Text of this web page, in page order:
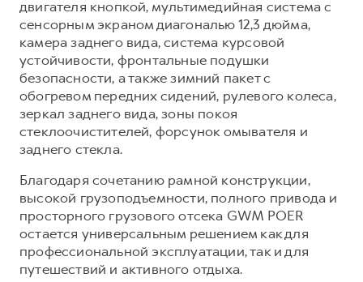
двигателя кнопкой, мультимедийная система с
сенсорным экраном диагональю 12,3 дюйма,
камера заднего вида, система курсовой
устойчивости, фронтальные подушки
безопасности, а также зимний пакет с
обогревом передних сидений, рулевого колеса,
зеркал заднего вида, зоны покоя
стеклоочистителей, форсунок омывателя и
заднего стекла.
Благодаря сочетанию рамной конструкции,
высокой грузоподъемности, полного привода и
просторного грузового отсека GWM POER
остается универсальным решением как для
профессиональной эксплуатации, так и для
путешествий и активного отдыха.